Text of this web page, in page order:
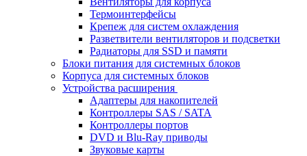
Термоинтерфейсы
Крепеж для систем охлаждения
Разветвители вентиляторов и подсветки
Радиаторы для SSD и памяти
Блоки питания для системных блоков
Корпуса для системных блоков
Устройства расширения
Адаптеры для накопителей
Контроллеры SAS / SATA
Контроллеры портов
DVD и Blu-Ray приводы
Звуковые карты